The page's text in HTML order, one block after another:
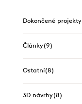
Dokončené projekty
Články(9)
Ostatní(8)
3D návrhy(8)